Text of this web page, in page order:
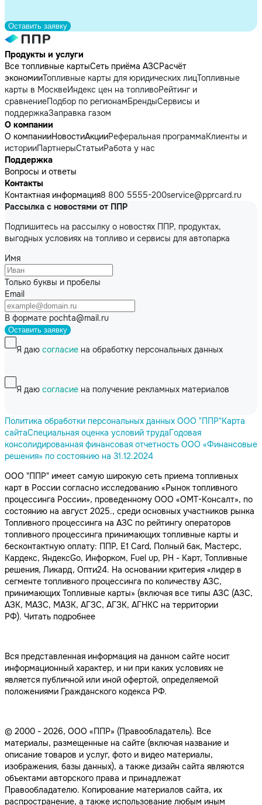
Оставить заявку
Продукты и услуги
Все топливные картыСеть приёма АЗСРасчёт
экономииТопливные карты для юридических лицТопливные
карты в МосквеИндекс цен на топливоРейтинг и
сравнениеПодбор по регионамБрендыСервисы и
поддержкаЗаправка газом
О компании
О компанииНовостиАкцииРеферальная программаКлиенты и
историиПартнерыСтатьиРабота у нас
Поддержка
Вопросы и ответы
Контакты
Контактная информация8 800 5555-200service@pprcard.ru
Рассылка с новостями от ППР
Подпишитесь на рассылку о новостях ППР, продуктах,
выгодных условиях на топливо и сервисы для автопарка
Имя
Только буквы и пробелы
Email
В формате pochta@mail.ru
Оставить заявку
Я даю согласие на обработку персональных данных
Я даю согласие на получение рекламных материалов
Политика обработки персональных данных ООО "ППР"Карта
сайтаСпециальная оценка условий трудаГодовая
консолидированная финансовая отчетность ООО «Финансовые
решения» по состоянию на 31.12.2024
ООО "ППР" имеет самую широкую сеть приема топливных
карт в России согласно исследованию «Рынок топливного
процессинга России», проведенному ООО «ОМТ-Консалт», по
состоянию на август 2025., среди основных участников рынка
Топливного процессинга на АЗС по рейтингу операторов
топливного процессинга принимающих топливные карты и
бесконтактную оплату: ППР, Е1 Card, Полный бак, Мастерс,
Кардекс, ЯндексGo, Инфорком, Fuel up, РН - Карт, Топливные
решения, Ликард, Опти24. На основании критерия «лидер в
сегменте топливного процессинга по количеству АЗС,
принимающих Топливные карты» (включая все типы АЗС (АЗС,
АЗК, МАЗС, МАЗК, АГЗС, АГЗК, АГНКС на территории
РФ). Читать подробнее
Вся представленная информация на данном сайте носит
информационный характер, и ни при каких условиях не
является публичной или иной офертой, определяемой
положениями Гражданского кодекса РФ.
© 2000 - 2026, ООО «ППР» (Правообладатель). Все
материалы, размещенные на сайте (включая название и
описание товаров и услуг, фото и видео материалы,
изображения, базы данных), а также дизайн сайта являются
объектами авторского права и принадлежат
Правообладателю. Копирование материалов сайта, их
распространение, а также использование любым иным